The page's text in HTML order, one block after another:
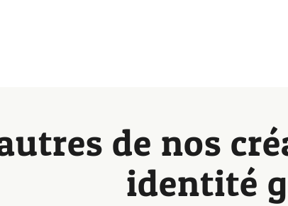
de nos
identité